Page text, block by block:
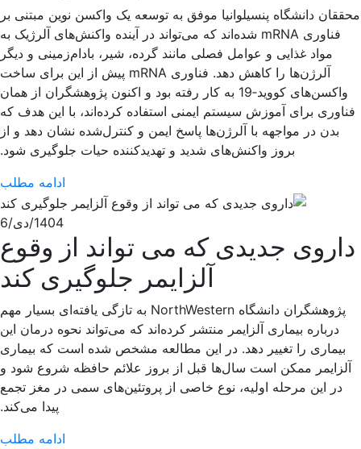
محققان دانشگاه پنسیلوانیا موفق به توسعه یک واکسن نوین مبتنی بر
فناوری mRNA شده‌اند که می‌تواند در آینده واکنش‌های آلرژیک به
مواد غذایی و عوامل فصلی مانند گرده، شیر، بادام‌زمینی و دیگر
آلرژن‌ها را کاهش دهد. فناوری mRNA پیش از این برای ساخت
واکسن‌های کووید‑19 به کار رفته بود و اکنون پژوهشگران از همان
فناوری برای آموزش سیستم ایمنی استفاده کرده‌اند، با این هدف که
بدن در مواجهه با آلرژن‌ها پاسخ ایمن و کنترل‌شده نشان دهد و از
بروز واکنش‌های شدید و تهدیدکننده حیات جلوگیری شود.
ادامه مطلب
1404/دی/6
داروی جدیدی که می تواند از وقوع
آلزایمر جلوگیری کند
پژوهشگران دانشگاه NorthWestern به تازگی یافته‌ای بسیار مهم
درباره بیماری آلزایمر منتشر کرده‌اند که می‌تواند نحوه درمان این
بیماری را تغییر دهد. در این مطالعه مشخص شده است که بیماری
آلزایمر ممکن است سال‌ها قبل از بروز علائم حافظه شروع شود و
در این مرحله اولیه، نوع خاصی از پروتئین‌های سمی در مغز تجمع
پیدا می‌کند.
ادامه مطلب